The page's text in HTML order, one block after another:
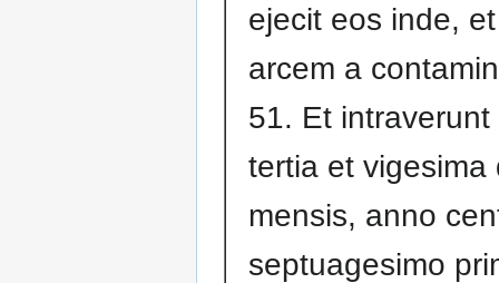
ejecit eos inde,
arcem a
51. Et intraverunt
tertia et vigesima
mensis, anno
septuagesimo